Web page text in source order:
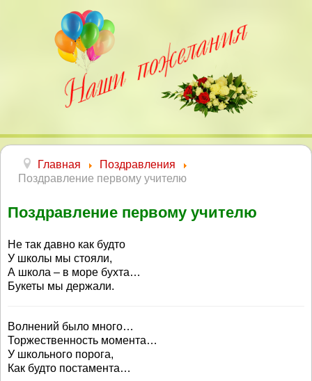
Главная
Поздравления
Поздравление первому учителю
Поздравление первому учителю
Не так давно как будто
У школы мы стояли,
А школа – в море бухта…
Букеты мы держали.
Волнений было много…
Торжественность момента…
У школьного порога,
Как будто постамента…